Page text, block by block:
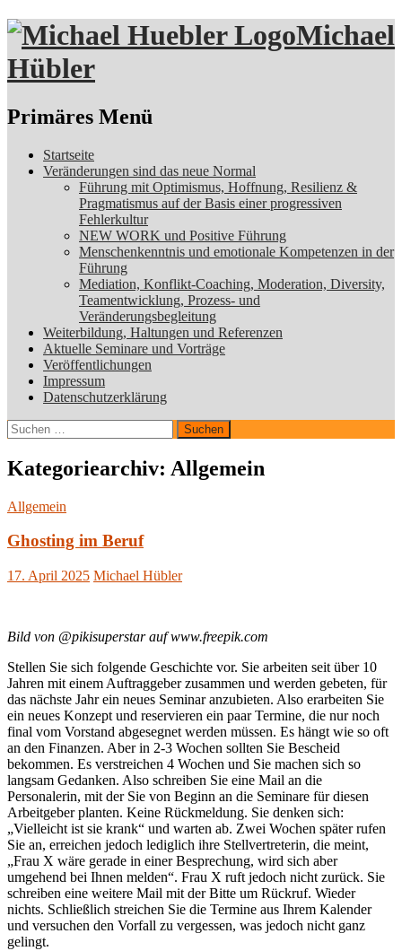
Michael
Hübler
Suchen
Primäres Menü
Zum
Inhalt
Startseite
Veränderungen sind das neue Normal
Führung mit Optimismus, Hoffnung, Resilienz &
Pragmatismus auf der Basis einer progressiven
Fehlerkultur
NEW WORK und Positive Führung
Menschenkenntnis und emotionale Kompetenzen in der
Führung
Mediation, Konflikt-Coaching, Moderation, Diversity,
Teamentwicklung, Prozess- und
Veränderungsbegleitung
Weiterbildung, Haltungen und Referenzen
Aktuelle Seminare und Vorträge
Veröffentlichungen
Impressum
Datenschutzerklärung
Suchen
nach:
Kategoriearchiv: Allgemein
Allgemein
Ghosting im Beruf
17. April 2025 Michael Hübler
Bild von @pikisuperstar auf www.freepik.com
Stellen Sie sich folgende Geschichte vor. Sie arbeiten seit über 10
Jahren mit einem Auftraggeber zusammen und werden gebeten, für
das nächste Jahr ein neues Seminar anzubieten. Also erarbeiten Sie
ein neues Konzept und reservieren ein paar Termine, die nur noch
final vom Vorstand abgesegnet werden müssen. Es hängt wie so oft
an den Finanzen. Aber in 2-3 Wochen sollten Sie Bescheid
bekommen. Es verstreichen 4 Wochen und Sie machen sich so
langsam Gedanken. Also schreiben Sie eine Mail an die
Personalerin, mit der Sie von Beginn an die Seminare für diesen
Arbeitgeber planten. Keine Rückmeldung. Sie denken sich:
„Vielleicht ist sie krank“ und warten ab. Zwei Wochen später rufen
Sie an, erreichen jedoch lediglich ihre Stellvertreterin, die meint,
„Frau X wäre gerade in einer Besprechung, wird sich aber
umgehend bei Ihnen melden“. Frau X ruft jedoch nicht zurück. Sie
schreiben eine weitere Mail mit der Bitte um Rückruf. Wieder
nichts. Schließlich streichen Sie die Termine aus Ihrem Kalender
und versuchen den Vorfall zu vergessen, was jedoch nicht ganz
gelingt.